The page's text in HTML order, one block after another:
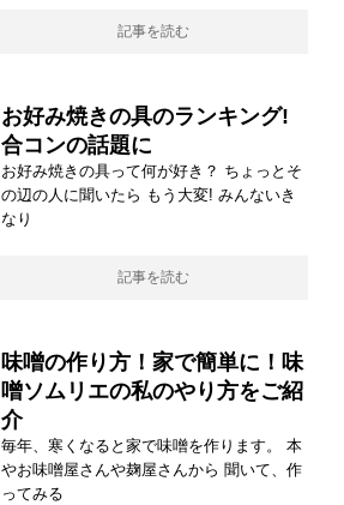
記事を読む
お好み焼きの具のランキング!
合コンの話題に
お好み焼きの具って何が好き？ ちょっとそ
の辺の人に聞いたら もう大変! みんないき
なり
記事を読む
味噌の作り方！家で簡単に！味
噌ソムリエの私のやり方をご紹
介
毎年、寒くなると家で味噌を作ります。 本
やお味噌屋さんや麹屋さんから 聞いて、作
ってみる